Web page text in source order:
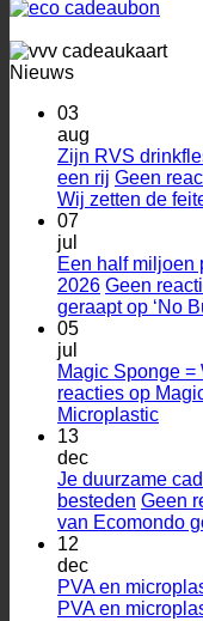
Nieuws
03
aug
Zijn RVS
een rij Geen
Wij zetten de
07
jul
Een half miljoen
2026 Geen
geraapt op ‘No
05
jul
Magic Sponge
reacties op
Microplastic
13
dec
Je duurzame
besteden Geen
van Ecomondo
12
dec
PVA en
PVA en